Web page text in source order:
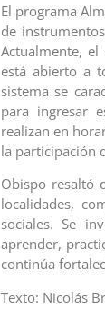
El programa
de
Actualmente,
está abierto a
sistema se
para ingresar
realizan en
la participación
Obispo resaltó
localidades,
sociales. Se
aprender,
continúa
Texto: Nicolás